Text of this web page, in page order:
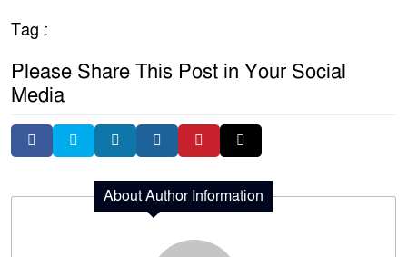
Tag :
Please Share This Post in Your Social
Media
About Author Information